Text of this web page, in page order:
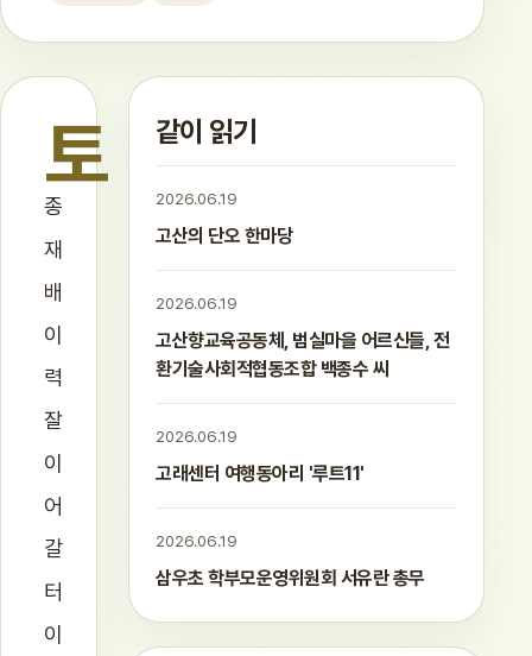
토
종
재
배
이
력
잘
이
어
갈
터
이
같이 읽기
2026.06.19
고산의 단오 한마당
2026.06.19
고산향교육공동체, 범실마을 어르신들, 전
환기술사회적협동조합 백종수 씨
2026.06.19
고래센터 여행동아리 '루트11'
2026.06.19
삼우초 학부모운영위원회 서유란 총무